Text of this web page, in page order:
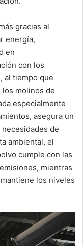
gracias al
energía,
en
con los
al tiempo que
los molinos de
especialmente
asegura un
de
ambiental, el
cumple con las
mientras
los niveles